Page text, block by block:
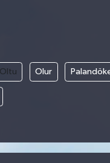
Oltu Olur